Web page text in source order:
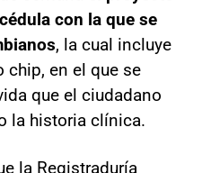
con la que se
, la cual incluye
en el que se
que el ciudadano
la historia clínica.
la Registraduría